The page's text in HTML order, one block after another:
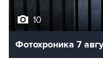
10
Фотохроника 7